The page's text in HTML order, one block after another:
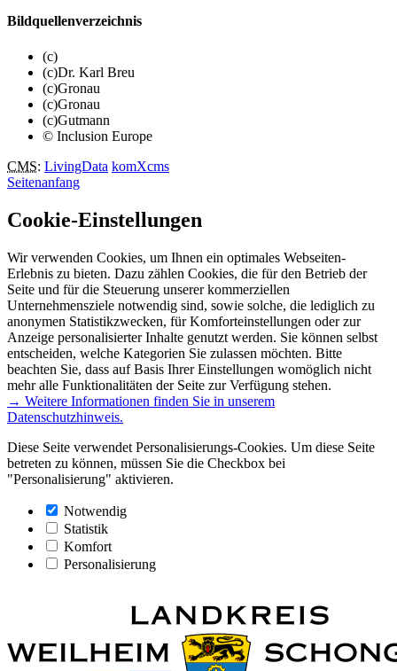
Bildquellenverzeichnis
(c)
(c)Dr. Karl Breu
(c)Gronau
(c)Gronau
(c)Gutmann
© Inclusion Europe
CMS: LivingData komXcms
Seitenanfang
Cookie-Einstellungen
Wir verwenden Cookies, um Ihnen ein optimales Webseiten-
Erlebnis zu bieten. Dazu zählen Cookies, die für den Betrieb der
Seite und für die Steuerung unserer kommerziellen
Unternehmensziele notwendig sind, sowie solche, die lediglich zu
anonymen Statistikzwecken, für Komforteinstellungen oder zur
Anzeige personalisierter Inhalte genutzt werden. Sie können selbst
entscheiden, welche Kategorien Sie zulassen möchten. Bitte
beachten Sie, dass auf Basis Ihrer Einstellungen womöglich nicht
mehr alle Funktionalitäten der Seite zur Verfügung stehen.
→ Weitere Informationen finden Sie in unserem
Datenschutzhinweis.
Diese Seite verwendet Personalisierungs-Cookies. Um diese Seite
betreten zu können, müssen Sie die Checkbox bei
"Personalisierung" aktivieren.
Notwendig
Statistik
Komfort
Personalisierung